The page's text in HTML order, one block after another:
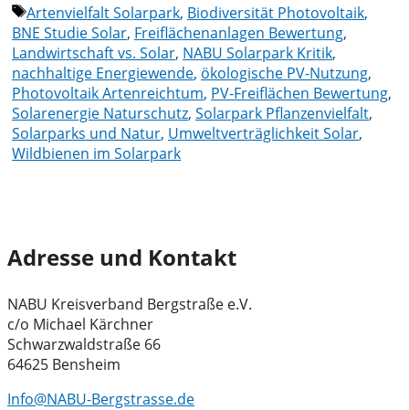
Schlagwörter
Artenvielfalt Solarpark, Biodiversität Photovoltaik,
BNE Studie Solar, Freiflächenanlagen Bewertung,
Landwirtschaft vs. Solar, NABU Solarpark Kritik,
nachhaltige Energiewende, ökologische PV-Nutzung,
Photovoltaik Artenreichtum, PV-Freiflächen Bewertung,
Solarenergie Naturschutz, Solarpark Pflanzenvielfalt,
Solarparks und Natur, Umweltverträglichkeit Solar,
Wildbienen im Solarpark
Adresse und Kontakt
NABU Kreisverband Bergstraße e.V.
c/o Michael Kärchner
Schwarzwaldstraße 66
64625 Bensheim
Info@NABU-Bergstrasse.de